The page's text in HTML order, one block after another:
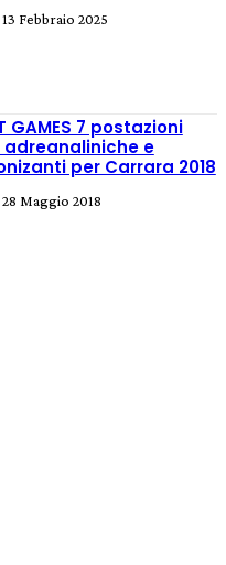
13 Febbraio 2025
GAMES 7 postazioni
adreanaliniche e
per Carrara 2018
28 Maggio 2018